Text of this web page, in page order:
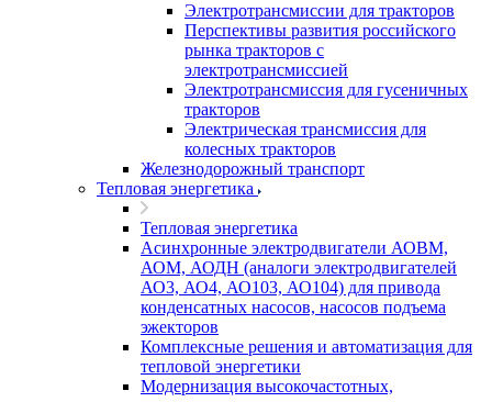
Электротрансмиссии для тракторов
Перспективы развития российского
рынка тракторов с
электротрансмиссией
Электротрансмиссия для гусеничных
тракторов
Электрическая трансмиссия для
колесных тракторов
Железнодорожный транспорт
Тепловая энергетика
Тепловая энергетика
Асинхронные электродвигатели АОВМ,
АОМ, АОДН (аналоги электродвигателей
АО3, АО4, АО103, АО104) для привода
конденсатных насосов, насосов подъема
эжекторов
Комплексные решения и автоматизация для
тепловой энергетики
Модернизация высокочастотных,